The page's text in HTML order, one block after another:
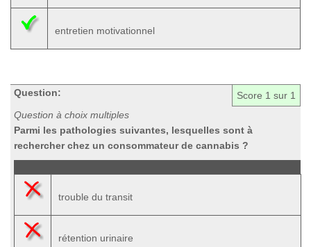
entretien motivationnel
Score 1 sur 1
Question:
Question à choix multiples
Parmi les pathologies suivantes, lesquelles sont à
rechercher chez un consommateur de cannabis ?
trouble du transit
rétention urinaire